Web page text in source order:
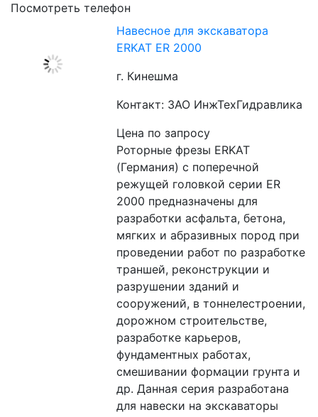
Посмотреть телефон
Навесное для экскаватора
ERKAT ER 2000
г. Кинешма
Контакт: ЗАО ИнжТехГидравлика
Цена по запросу
Роторные фрезы ERKAT
(Германия) c поперечной
режущей головкой серии ER
2000 предназначены для
разработки асфальта, бетона,
мягких и абразивных пород при
проведении работ по разработке
траншей, реконструкции и
разрушении зданий и
сооружений, в тоннелестроении,
дорожном строительстве,
разработке карьеров,
фундаментных работах,
смешивании формации грунта и
др. Данная серия разработана
для навески на экскаваторы